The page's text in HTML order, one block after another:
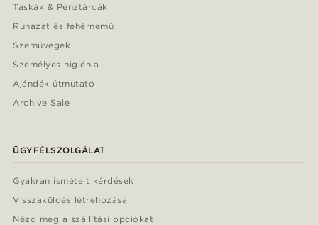
Táskák & Pénztárcák
Ruházat és fehérnemű
Szemüvegek
Személyes higiénia
Ajándék útmutató
Archive Sale
ÜGYFÉLSZOLGÁLAT
Gyakran ismételt kérdések
Visszaküldés létrehozása
Nézd meg a szállítási opciókat